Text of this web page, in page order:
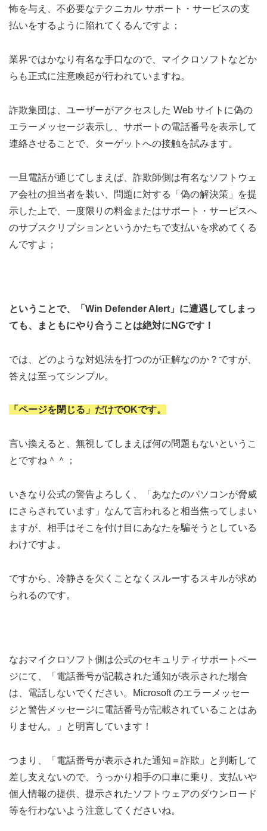
怖を与え、不必要なテクニカル サポート・サービスの支
払いをするように陥れてくるんですよ；
業界ではかなり有名な手口なので、マイクロソフトなどか
らも正式に注意喚起が行われていますね。
詐欺集団は、ユーザーがアクセスした Web サイトに偽の
エラーメッセージ表示し、サポートの電話番号を表示して
連絡させることで、ターゲットへの接触を試みます。
一旦電話が通じてしまえば、詐欺師側は有名なソフトウェ
ア会社の担当者を装い、問題に対する「偽の解決策」を提
示した上で、一度限りの料金またはサポート・サービスへ
のサブスクリプションというかたちで支払いを求めてくる
んですよ；
ということで、「Win Defender Alert」に遭遇してしまっ
ても、まともにやり合うことは絶対にNGです！
では、どのような対処法を打つのが正解なのか？ですが、
答えは至ってシンプル。
「ページを閉じる」だけでOKです。
言い換えると、無視してしまえば何の問題もないというこ
とですね＾＾；
いきなり公式の警告よろしく、「あなたのパソコンが脅威
にさらされています」なんて言われると相当焦ってしまい
ますが、相手はそこを付け目にあなたを騙そうとしている
わけですよ。
ですから、冷静さを欠くことなくスルーするスキルが求め
られるのです。
なおマイクロソフト側は公式のセキュリティサポートペー
ジにて、「電話番号が記載された通知が表示された場合
は、電話しないでください。Microsoft のエラーメッセー
ジと警告メッセージに電話番号が記載されていることはあ
りません。」と明言しています！
つまり、「電話番号が表示された通知＝詐欺」と判断して
差し支えないので、うっかり相手の口車に乗り、支払いや
個人情報の提供、提示されたソフトウェアのダウンロード
等を行わないよう注意してくださいね。